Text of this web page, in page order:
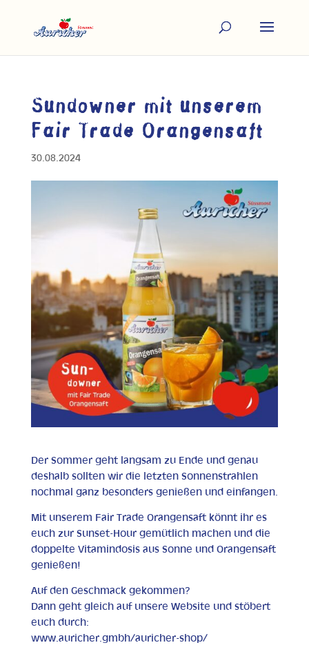
Sundowner mit unserem
Fair Trade Orangensaft
30.08.2024
Der Sommer geht langsam zu Ende und genau
deshalb sollten wir die letzten Sonnenstrahlen
nochmal ganz besonders genießen und einfangen.
Mit unserem Fair Trade Orangensaft könnt ihr es
euch zur Sunset-Hour gemütlich machen und die
doppelte Vitamindosis aus Sonne und Orangensaft
genießen!
Auf den Geschmack gekommen?
Dann geht gleich auf unsere Website und stöbert
euch durch:
www.auricher.gmbh/auricher-shop/